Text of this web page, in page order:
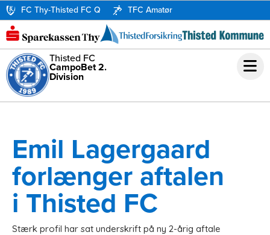
FC Thy-Thisted FC Q TFC Amatør
Thisted FC
CampoBet 2.
Division
Emil Lagergaard
forlænger aftalen
i Thisted FC
Stærk profil har sat underskrift på ny 2-årig aftale